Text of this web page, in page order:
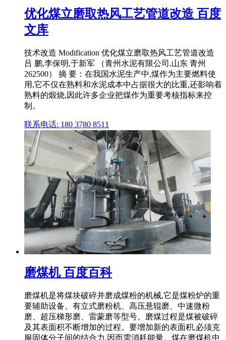
优化煤立磨取热风工艺管道改造 百度
文库
技术改造 Modification 优化煤立磨取热风工艺管道改造
吕 鹏,李保明,于新军 （青州水泥有限公司,山东 青州
262500） 摘 要：在我国水泥生产中,煤作为主要燃料使
用,它不仅在熟料和水泥成本中占据很大的比重,还影响着
熟料的煅烧,因此许多企业把煤作为重要考核指标来控
制。
联系电话: 180 3780 8511
磨煤机 百度百科
磨煤机是将煤块破碎并磨成煤粉的机械,它是煤粉炉的重
要辅助设备。有立式磨粉机、高压悬辊磨、中速微粉
磨、超压梯形磨、雷蒙磨等型号。磨煤过程是煤被破碎
及其表面积不断增加的过程。要增加新的表面积,必须克
服固体分子间的结合力,因而需消耗能量。煤在磨煤机中